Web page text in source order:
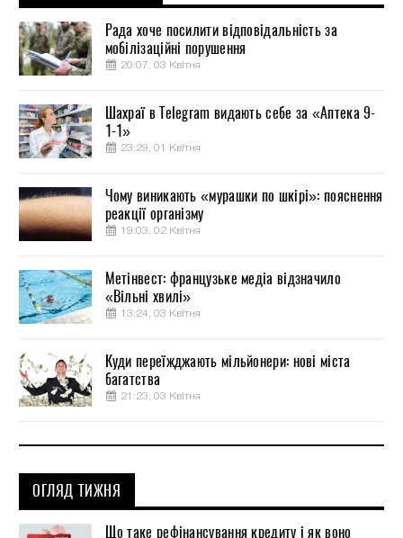
Рада хоче посилити відповідальність за
мобілізаційні порушення
20:07, 03 Квітня
Шахраї в Telegram видають себе за «Аптека 9-
1-1»
23:29, 01 Квітня
Чому виникають «мурашки по шкірі»: пояснення
реакції організму
19:03, 02 Квітня
Метінвест: французьке медіа відзначило
«Вільні хвилі»
13:24, 03 Квітня
Куди переїжджають мільйонери: нові міста
багатства
21:23, 03 Квітня
ОГЛЯД ТИЖНЯ
Що таке рефінансування кредиту і як воно